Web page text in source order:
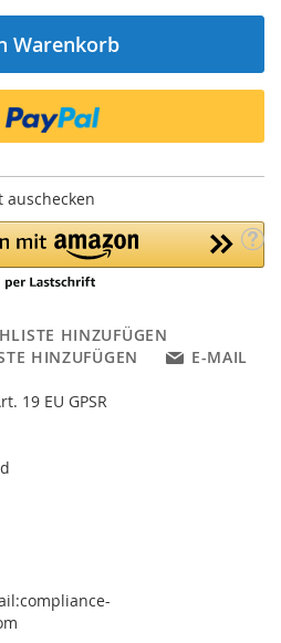
Warenkorb
auschecken
HINZUFÜGEN
HINZUFÜGEN
E-MAIL
19 EU GPSR